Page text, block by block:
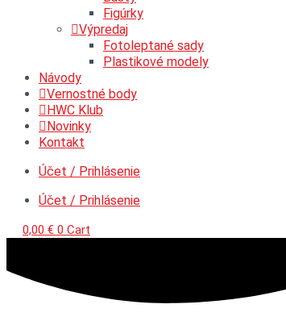
Figúrky
Výpredaj
Fotoleptané sady
Plastikové modely
Návody
Vernostné body
HWC Klub
Novinky
Kontakt
Účet / Prihlásenie
Účet / Prihlásenie
0,00 € 0 Cart